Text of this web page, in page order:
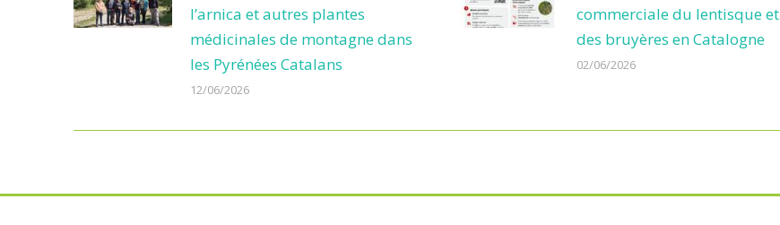
l’arnica et autres plantes
médicinales de montagne dans
les Pyrénées Catalans
12/06/2026
commerciale du lentisque et
des bruyères en Catalogne
02/06/2026